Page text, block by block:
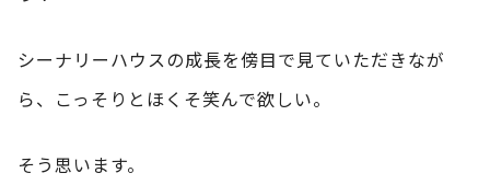
シーナリーハウスの成長を傍目で見ていただきなが
ら、こっそりとほくそ笑んで欲しい。
そう思います。